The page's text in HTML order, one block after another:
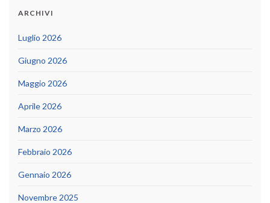
ARCHIVI
Luglio 2026
Giugno 2026
Maggio 2026
Aprile 2026
Marzo 2026
Febbraio 2026
Gennaio 2026
Novembre 2025